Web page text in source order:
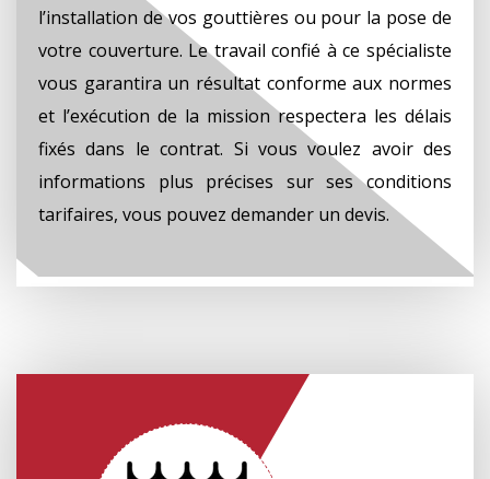
l’installation de vos gouttières ou pour la pose de
votre couverture. Le travail confié à ce spécialiste
vous garantira un résultat conforme aux normes
et l’exécution de la mission respectera les délais
fixés dans le contrat. Si vous voulez avoir des
informations plus précises sur ses conditions
tarifaires, vous pouvez demander un devis.